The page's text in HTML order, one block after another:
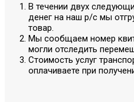
В течении двух
денег на наш р/с мы
товар.
Мы сообщаем номер
могли отследить
Стоимость услуг
оплачиваете при